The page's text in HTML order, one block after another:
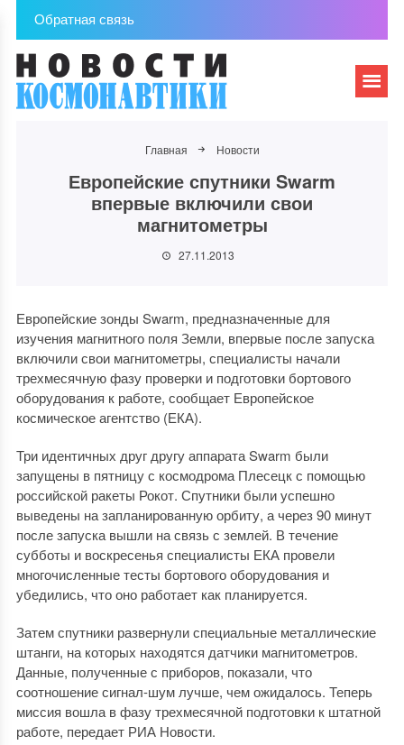
Обратная связь
Главная Новости
Европейские спутники Swarm
впервые включили свои
магнитометры
27.11.2013
Европейские зонды Swarm, предназначенные для
изучения магнитного поля Земли, впервые после запуска
включили свои магнитометры, специалисты начали
трехмесячную фазу проверки и подготовки бортового
оборудования к работе, сообщает Европейское
космическое агентство (ЕКА).
Три идентичных друг другу аппарата Swarm были
запущены в пятницу с космодрома Плесецк с помощью
российской ракеты Рокот. Спутники были успешно
выведены на запланированную орбиту, а через 90 минут
после запуска вышли на связь с землей. В течение
субботы и воскресенья специалисты ЕКА провели
многочисленные тесты бортового оборудования и
убедились, что оно работает как планируется.
Затем спутники развернули специальные металлические
штанги, на которых находятся датчики магнитометров.
Данные, полученные с приборов, показали, что
соотношение сигнал-шум лучше, чем ожидалось. Теперь
миссия вошла в фазу трехмесячной подготовки к штатной
работе, передает РИА Новости.